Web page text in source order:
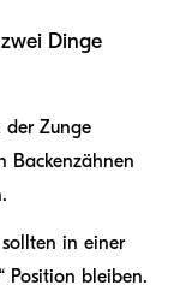
Dinge
der Zunge
Backenzähnen
in einer
Position bleiben.